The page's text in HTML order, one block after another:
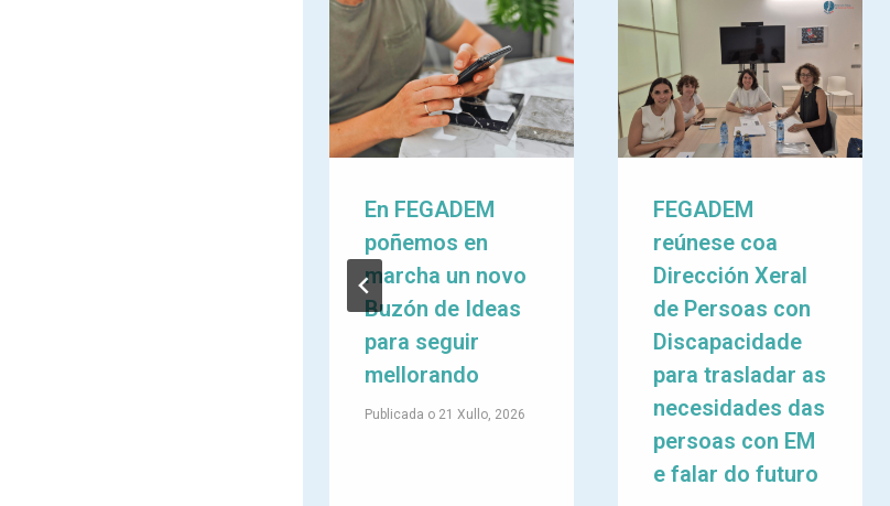
En FEGADEM
poñemos en
marcha un novo
Buzón de Ideas
para seguir
mellorando
Publicada o 21 Xullo, 2026
FEGADEM
reúnese coa
Dirección Xeral
de Persoas con
Discapacidade
para trasladar as
necesidades das
persoas con EM
e falar do futuro